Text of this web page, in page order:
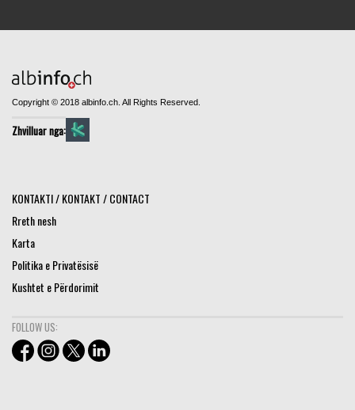
Copyright © 2018 albinfo.ch. All Rights Reserved.
Zhvilluar nga:
KONTAKTI / KONTAKT / CONTACT
Rreth nesh
Karta
Politika e Privatësisë
Kushtet e Përdorimit
FOLLOW US: